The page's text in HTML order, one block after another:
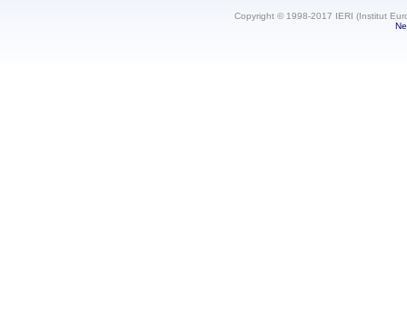
Copyright © 1998-2017 IERI (Institut